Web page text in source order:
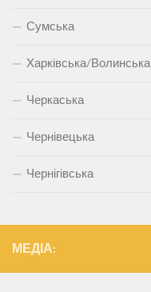
Сумська
Харківська/Волинська
Черкаська
Чернівецька
Чернігівська
МЕДІА: